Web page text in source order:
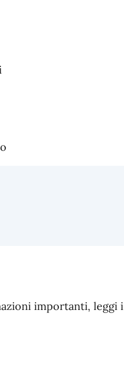
importanti, leggi i